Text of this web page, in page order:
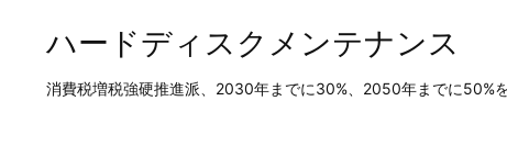
ハードディスクメンテナンス
消費税増税強硬推進派、2030年までに30%、2050年までに50%